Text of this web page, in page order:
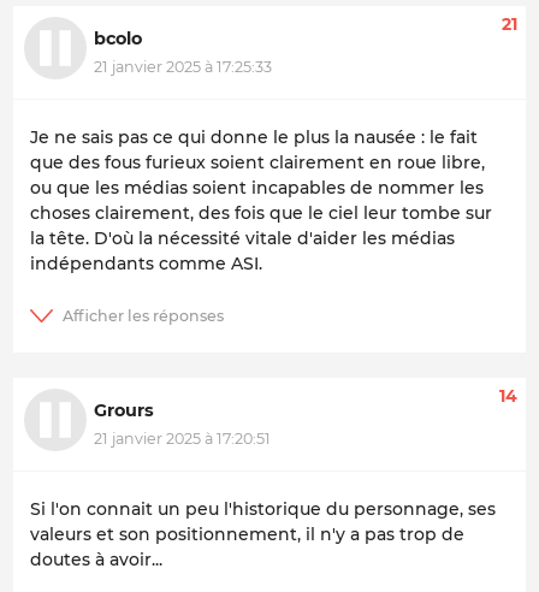
bcolo
21 janvier 2025 à 17:25:33
21
Je ne sais pas ce qui donne le plus la nausée : le fait
que des fous furieux soient clairement en roue libre,
ou que les médias soient incapables de nommer les
choses clairement, des fois que le ciel leur tombe sur
la tête. D'où la nécessité vitale d'aider les médias
indépendants comme ASI.
Grours
21 janvier 2025 à 17:20:51
14
Si l'on connait un peu l'historique du personnage, ses
valeurs et son positionnement, il n'y a pas trop de
doutes à avoir...